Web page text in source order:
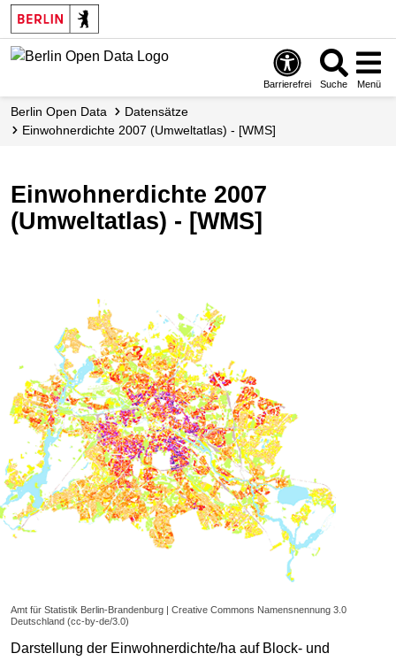
Skip
to
main
Barrierefrei Suche Menü
Berlin Open Data
Datensätze
Einwohnerdichte 2007 (Umweltatlas) - [WMS]
Einwohnerdichte 2007
(Umweltatlas) - [WMS]
Amt für Statistik Berlin-Brandenburg | Creative Commons Namensnennung 3.0
Deutschland (cc-by-de/3.0)
Darstellung der Einwohnerdichte/ha auf Block- und